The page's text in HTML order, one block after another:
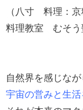
（八寸 料理：
料理教室 むそう
自然界を感じな
宇宙の営みと生